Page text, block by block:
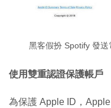
黑客假扮 Spotify 發送
使用雙重認證保護帳戶
為保護 Apple ID，